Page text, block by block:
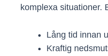
komplexa situationer.
Lång tid innan
Kraftig